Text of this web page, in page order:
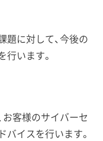
題に対して、今後の
います。
お客様のサイバーセ
イスを行います。